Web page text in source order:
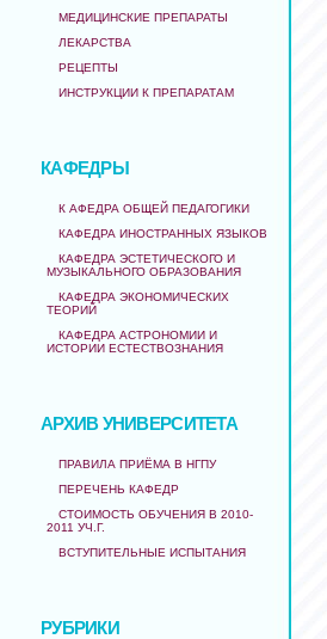
МЕДИЦИНСКИЕ ПРЕПАРАТЫ
ЛЕКАРСТВА
РЕЦЕПТЫ
ИНСТРУКЦИИ К ПРЕПАРАТАМ
КАФЕДРЫ
К АФЕДРА ОБЩЕЙ ПЕДАГОГИКИ
КАФЕДРА ИНОСТРАННЫХ ЯЗЫКОВ
КАФЕДРА ЭСТЕТИЧЕСКОГО И
МУЗЫКАЛЬНОГО ОБРАЗОВАНИЯ
КАФЕДРА ЭКОНОМИЧЕСКИХ
ТЕОРИЙ
КАФЕДРА АСТРОНОМИИ И
ИСТОРИИ ЕСТЕСТВОЗНАНИЯ
АРХИВ УНИВЕРСИТЕТА
ПРАВИЛА ПРИЁМА В НГПУ
ПЕРЕЧЕНЬ КАФЕДР
СТОИМОСТЬ ОБУЧЕНИЯ В 2010-
2011 УЧ.Г.
ВСТУПИТЕЛЬНЫЕ ИСПЫТАНИЯ
РУБРИКИ